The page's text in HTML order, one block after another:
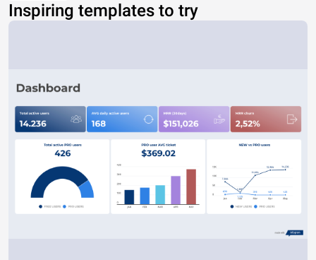
Inspiring templates to try